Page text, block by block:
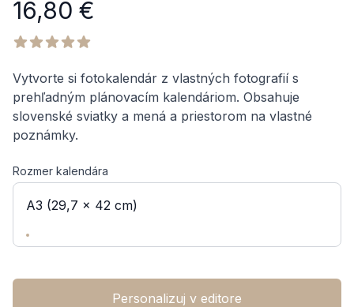
Product information
16,80 €
Reviews
out of 5 stars
Description
Vytvorte si fotokalendár z vlastných fotografií s
prehľadným plánovacím kalendáriom. Obsahuje
slovenské sviatky a mená a priestorom na vlastné
poznámky.
Rozmer kalendára
A3 (29,7 x 42 cm)
Personalizuj v editore